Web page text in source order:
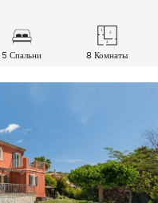
5 Спальни 8 Комнаты